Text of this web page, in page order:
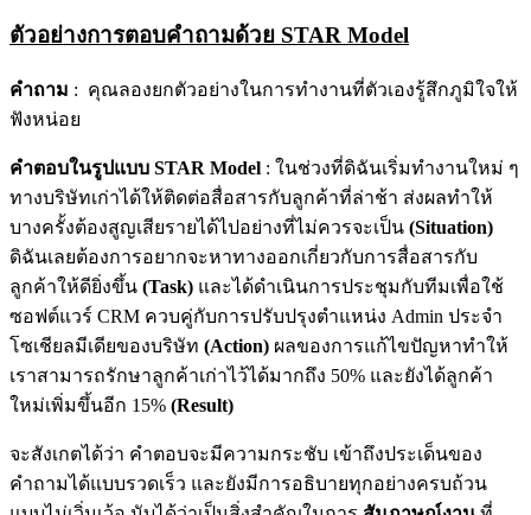
ตัวอย่างการตอบคำถามด้วย STAR Model
คำถาม : คุณลองยกตัวอย่างในการทำงานที่ตัวเองรู้สึกภูมิใจให้
ฟังหน่อย
คำตอบในรูปแบบ STAR Model : ในช่วงที่ดิฉันเริ่มทำงานใหม่ ๆ
ทางบริษัทเก่าได้ให้ติดต่อสื่อสารกับลูกค้าที่ล่าช้า ส่งผลทำให้
บางครั้งต้องสูญเสียรายได้ไปอย่างที่ไม่ควรจะเป็น (Situation)
ดิฉันเลยต้องการอยากจะหาทางออกเกี่ยวกับการสื่อสารกับ
ลูกค้าให้ดียิ่งขึ้น (Task) และได้ดำเนินการประชุมกับทีมเพื่อใช้
ซอฟต์แวร์ CRM ควบคู่กับการปรับปรุงตำแหน่ง Admin ประจำ
โซเชียลมีเดียของบริษัท (Action) ผลของการแก้ไขปัญหาทำให้
เราสามารถรักษาลูกค้าเก่าไว้ได้มากถึง 50% และยังได้ลูกค้า
ใหม่เพิ่มขึ้นอีก 15% (Result)
จะสังเกตได้ว่า คำตอบจะมีความกระชับ เข้าถึงประเด็นของ
คำถามได้แบบรวดเร็ว และยังมีการอธิบายทุกอย่างครบถ้วน